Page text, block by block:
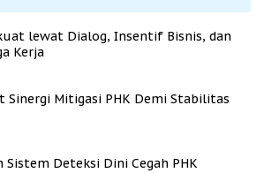
lewat Dialog, Insentif Bisnis, dan
Kerja
Sinergi Mitigasi PHK Demi Stabilitas
Deteksi Dini Cegah PHK